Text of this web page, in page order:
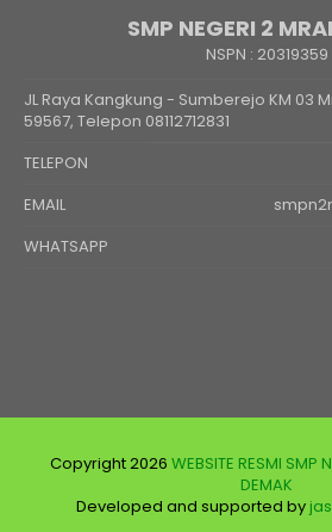
SMP NEGERI 2
NSPN : 20319359
JL Raya Kangkung - Sumberejo KM 03
59567, Telepon 08112712831
TELEPON
EMAIL
WHATSAPP
Copyright 2026 WEBSITE RESMI SMP
DEMAK
Developed and supported by